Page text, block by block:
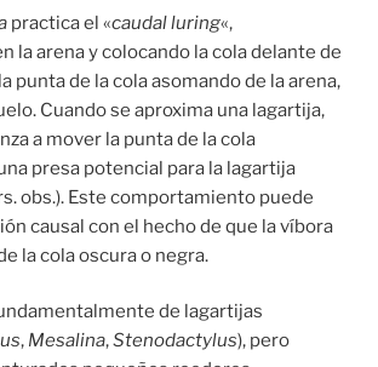
practica el «caudal luring«,
la arena y colocando la cola delante de
punta de la cola asomando de la arena,
Cuando se aproxima una lagartija,
a mover la punta de la cola
presa potencial para la lagartija
obs.). Este comportamiento puede
causal con el hecho de que la víbora
la cola oscura o negra.
de lagartijas
, Mesalina,Stenodactylus), pero